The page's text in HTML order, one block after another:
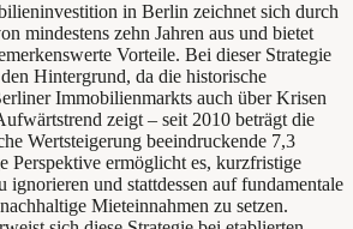
in Berlin zeichnet sich durch
mindestens zehn Jahren aus und bietet
Vorteile. Bei dieser Strategie
Hintergrund, da die historische
Immobilienmarkts auch über Krisen
zeigt – seit 2010 beträgt die
Wertsteigerung beeindruckende 7,3
Perspektive ermöglicht es, kurzfristige
ignorieren und stattdessen auf fundamentale
Mieteinnahmen zu setzen.